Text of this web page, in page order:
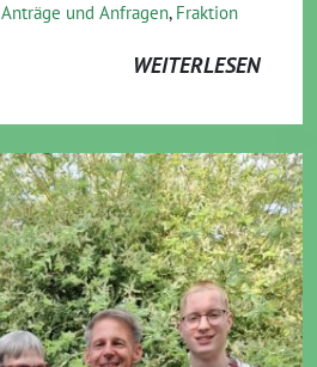
Anträge und Anfragen, Fraktion
WEITERLESEN